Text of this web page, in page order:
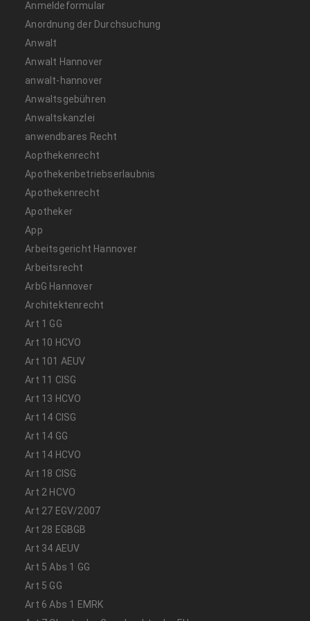
Anmeldeformular
Anordnung der Durchsuchung
Anwalt
Anwalt Hannover
anwalt-hannover
Anwaltsgebühren
Anwaltskanzlei
anwendbares Recht
Aopthekenrecht
Apothekenbetriebserlaubnis
Apothekenrecht
Apotheker
App
Arbeitsgericht Hannover
Arbeitsrecht
ArbG Hannover
Architektenrecht
Art 1 GG
Art 10 HCVO
Art 101 AEUV
Art 11 CISG
Art 13 HCVO
Art 14 CISG
Art 14 GG
Art 14 HCVO
Art 18 CISG
Art 2 HCVO
Art 27 EGV/2007
Art 28 EGBGB
Art 34 AEUV
Art 5 Abs 1 GG
Art 5 GG
Art 6 Abs 1 EMRK